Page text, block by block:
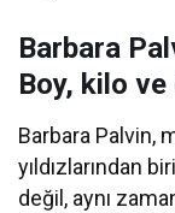
Barbara
Boy, kilo
Barbara Palvin,
yıldızlarından
değil, aynı